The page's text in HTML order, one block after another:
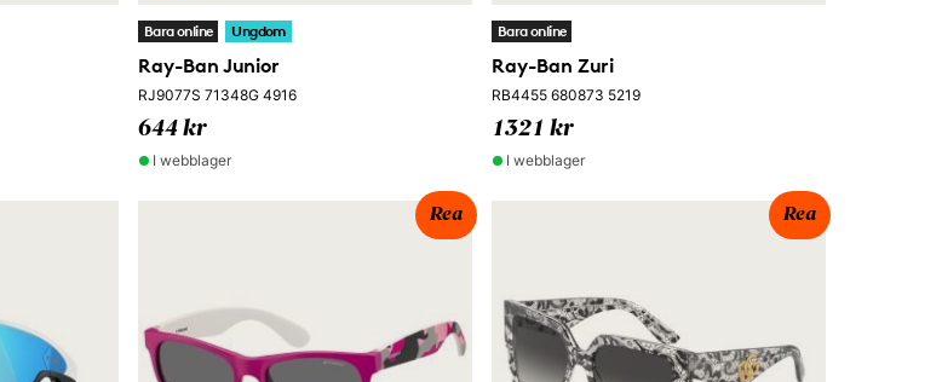
Bara online Ungdom
Ray-Ban Junior
RJ9077S 71348G 4916
644 kr
I webblager
Bara online
Ray-Ban Zuri
RB4455 680873 5219
1321 kr
I webblager
Rea Rea